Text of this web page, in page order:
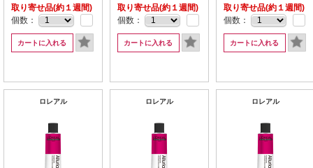
取り寄せ品(約１週間)
個数：
カートに入れる
取り寄せ品(約１週間)
個数：
カートに入れる
取り寄せ品(約１週間)
個数：
カートに入れる
ロレアル ロレアル ロレアル